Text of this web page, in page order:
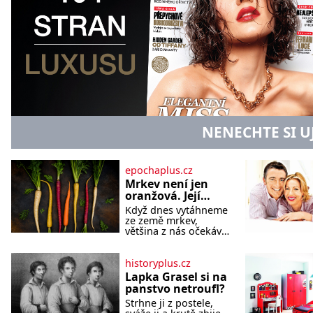
NENECHTE SI
epochaplus.cz
Mrkev není jen
oranžová. Její
neuvěřitelný
příběh začíná
fialovou barvou
Když dnes vytáhneme
ze země mrkev,
většina z nás očekává
historie je mrkev
všechno možné, jen
ne oranžová. Je
fialová, žlutá, bílá,
někdy dokonce téměř
historyplus.cz
Lapka Grasel si na
panstvo netroufl?
Strhne ji z postele,